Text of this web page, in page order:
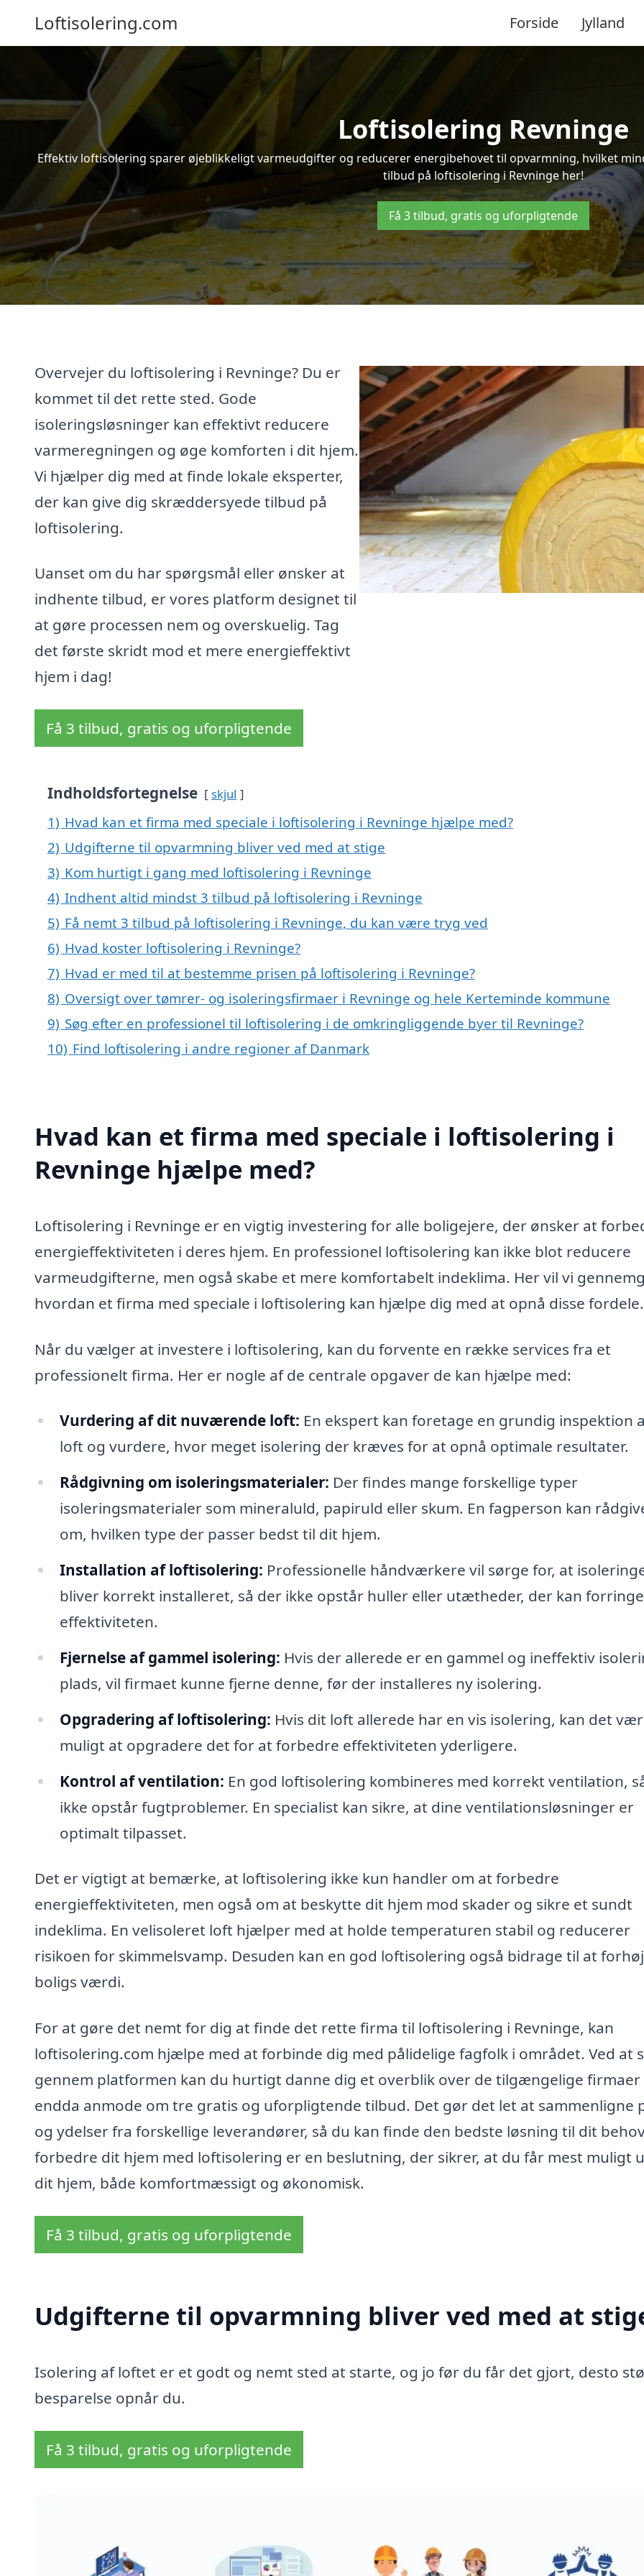
Loftisolering.com Forside Jylland
Loftisolering Revninge
Effektiv loftisolering sparer øjeblikkeligt varmeudgifter og reducerer energibehovet til opvarmning, hvilket
tilbud på loftisolering i Revninge her!
Få 3 tilbud, gratis og uforpligtende
Overvejer du loftisolering i Revninge? Du er
kommet til det rette sted. Gode
isoleringsløsninger kan effektivt reducere
varmeregningen og øge komforten i dit hjem.
Vi hjælper dig med at finde lokale eksperter,
der kan give dig skræddersyede tilbud på
loftisolering.
Uanset om du har spørgsmål eller ønsker at
indhente tilbud, er vores platform designet til
at gøre processen nem og overskuelig. Tag
det første skridt mod et mere energieffektivt
hjem i dag!
Få 3 tilbud, gratis og uforpligtende
Indholdsfortegnelse skjul
1) Hvad kan et firma med speciale i loftisolering i Revninge hjælpe med?
2) Udgifterne til opvarmning bliver ved med at stige
3) Kom hurtigt i gang med loftisolering i Revninge
4) Indhent altid mindst 3 tilbud på loftisolering i Revninge
5) Få nemt 3 tilbud på loftisolering i Revninge, du kan være tryg ved
6) Hvad koster loftisolering i Revninge?
7) Hvad er med til at bestemme prisen på loftisolering i Revninge?
8) Oversigt over tømrer- og isoleringsfirmaer i Revninge og hele Kerteminde kommune
9) Søg efter en professionel til loftisolering i de omkringliggende byer til Revninge?
10) Find loftisolering i andre regioner af Danmark
Hvad kan et firma med speciale i loftisolering i
Revninge hjælpe med?
Loftisolering i Revninge er en vigtig investering for alle boligejere, der ønsker at
energieffektiviteten i deres hjem. En professionel loftisolering kan ikke blot reducere
varmeudgifterne, men også skabe et mere komfortabelt indeklima. Her vil vi
hvordan et firma med speciale i loftisolering kan hjælpe dig med at opnå disse fordele.
Når du vælger at investere i loftisolering, kan du forvente en række services fra et
professionelt firma. Her er nogle af de centrale opgaver de kan hjælpe med:
Vurdering af dit nuværende loft: En ekspert kan foretage en grundig inspektion
loft og vurdere, hvor meget isolering der kræves for at opnå optimale resultater.
Rådgivning om isoleringsmaterialer: Der findes mange forskellige typer
isoleringsmaterialer som mineraluld, papiruld eller skum. En fagperson kan
om, hvilken type der passer bedst til dit hjem.
Installation af loftisolering: Professionelle håndværkere vil sørge for, at
bliver korrekt installeret, så der ikke opstår huller eller utætheder, der kan forringe
effektiviteten.
Fjernelse af gammel isolering: Hvis der allerede er en gammel og ineffektiv
plads, vil firmaet kunne fjerne denne, før der installeres ny isolering.
Opgradering af loftisolering: Hvis dit loft allerede har en vis isolering, kan det
muligt at opgradere det for at forbedre effektiviteten yderligere.
Kontrol af ventilation: En god loftisolering kombineres med korrekt ventilation,
ikke opstår fugtproblemer. En specialist kan sikre, at dine ventilationsløsninger er
optimalt tilpasset.
Det er vigtigt at bemærke, at loftisolering ikke kun handler om at forbedre
energieffektiviteten, men også om at beskytte dit hjem mod skader og sikre et sundt
indeklima. En velisoleret loft hjælper med at holde temperaturen stabil og reducerer
risikoen for skimmelsvamp. Desuden kan en god loftisolering også bidrage til at
boligs værdi.
For at gøre det nemt for dig at finde det rette firma til loftisolering i Revninge, kan
loftisolering.com hjælpe med at forbinde dig med pålidelige fagfolk i området. Ved at
gennem platformen kan du hurtigt danne dig et overblik over de tilgængelige firmaer
endda anmode om tre gratis og uforpligtende tilbud. Det gør det let at sammenligne
og ydelser fra forskellige leverandører, så du kan finde den bedste løsning til dit
forbedre dit hjem med loftisolering er en beslutning, der sikrer, at du får mest muligt
dit hjem, både komfortmæssigt og økonomisk.
Få 3 tilbud, gratis og uforpligtende
Udgifterne til opvarmning bliver ved med at
Isolering af loftet er et godt og nemt sted at starte, og jo før du får det gjort, desto
besparelse opnår du.
Få 3 tilbud, gratis og uforpligtende